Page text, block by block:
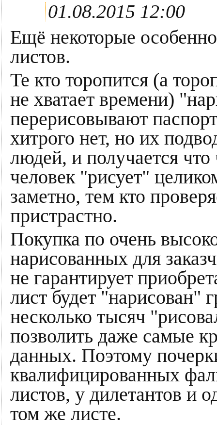
01.08.2015 12:00
Ещё некоторые
листов.
Те кто торопится (а
не хватает времени)
перерисовывают
хитрого нет, но их
людей, и получается что
человек "рисует"
заметно, тем кто
пристрастно.
Покупка по очень
нарисованных для
не гарантирует
лист будет "нарисован"
несколько тысяч
позволить даже самые
данных. Поэтому
квалифицированных
листов, у дилетантов и
том же листе.